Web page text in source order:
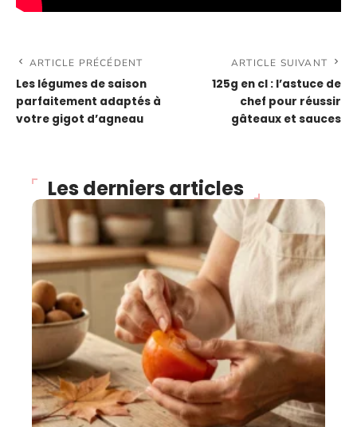
ARTICLE PRÉCÉDENT
Les légumes de saison
parfaitement adaptés à
votre gigot d’agneau
ARTICLE SUIVANT
125g en cl : l’astuce de
chef pour réussir
gâteaux et sauces
Les derniers articles